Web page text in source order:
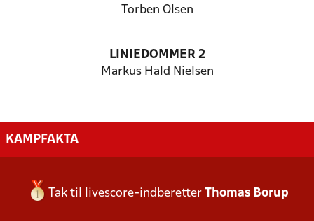
Torben Olsen
LINIEDOMMER 2
Markus Hald Nielsen
KAMPFAKTA
Tak til livescore-indberetter Thomas Borup